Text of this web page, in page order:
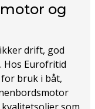
og
drift, god
Hos Eurofritid
bruk i båt,